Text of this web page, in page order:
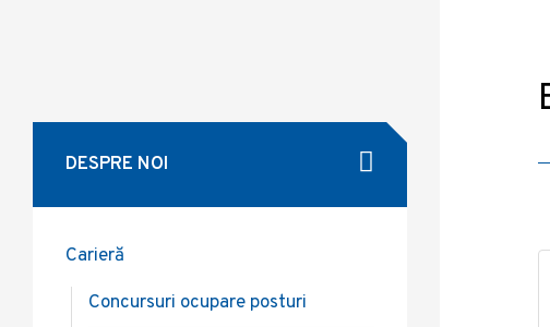
DESPRE NOI
Carieră
Concursuri ocupare posturi